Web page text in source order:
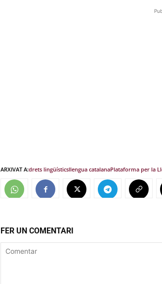
ARXIVAT A:drets lingüísticsllengua catalanaPlataforma per la
FER UN COMENTARI